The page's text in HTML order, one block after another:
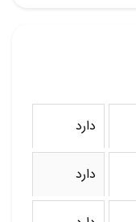
دارد
دارد